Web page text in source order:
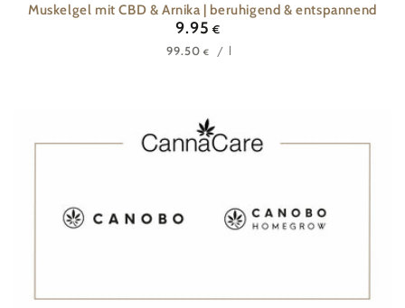
Muskelgel mit CBD & Arnika | beruhigend & entspannend
Regulärer
Preis
9.95 €
Stückpreis
99.50 € / pro
l